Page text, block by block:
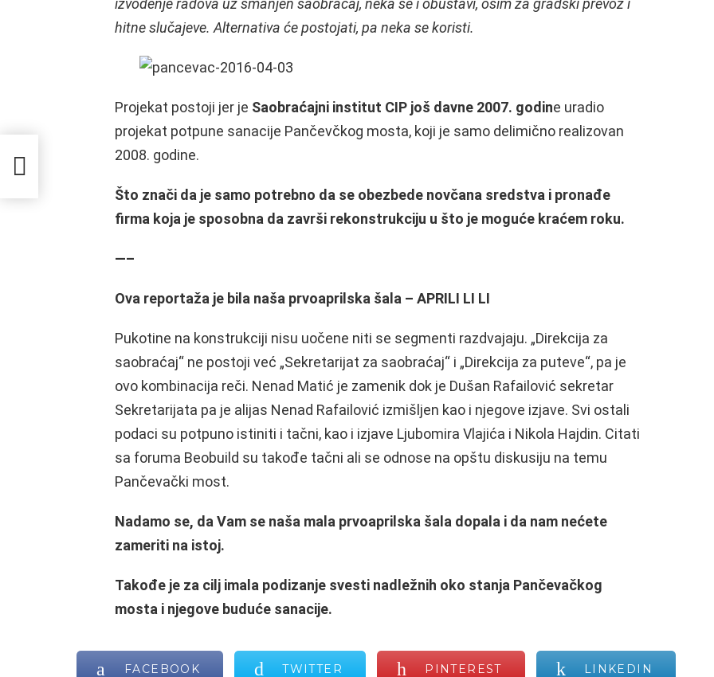
izvođenje radova uz smanjen saobraćaj, neka se i obustavi, osim za gradski prevoz i
hitne slučajeve. Alternativa će postojati, pa neka se koristi.
Projekat postoji jer je Saobraćajni institut CIP još davne 2007. godine uradio
projekat potpune sanacije Pančevčkog mosta, koji je samo delimično realizovan
2008. godine.
Što znači da je samo potrebno da se obezbede novčana sredstva i pronađe
firma koja je sposobna da završi rekonstrukciju u što je moguće kraćem roku.
—–
Ova reportaža je bila naša prvoaprilska šala – APRILI LI LI
Pukotine na konstrukciji nisu uočene niti se segmenti razdvajaju. „Direkcija za
saobraćaj“ ne postoji već „Sekretarijat za saobraćaj“ i „Direkcija za puteve“, pa je
ovo kombinacija reči. Nenad Matić je zamenik dok je Dušan Rafailović sekretar
Sekretarijata pa je alijas Nenad Rafailović izmišljen kao i njegove izjave. Svi ostali
podaci su potpuno istiniti i tačni, kao i izjave Ljubomira Vlajića i Nikola Hajdin. Citati
sa foruma Beobuild su takođe tačni ali se odnose na opštu diskusiju na temu
Pančevački most.
Nadamo se, da Vam se naša mala prvoaprilska šala dopala i da nam nećete
zameriti na istoj.
Takođe je za cilj imala podizanje svesti nadležnih oko stanja Pančevačkog
mosta i njegove buduće sanacije.
FACEBOOK TWITTER PINTEREST LINKEDIN